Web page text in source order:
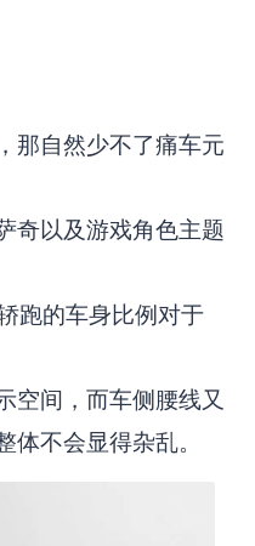
那自然少不了痛车元
奇以及游戏角色主题
跑的车身比例对于
空间，而车侧腰线又
体不会显得杂乱。